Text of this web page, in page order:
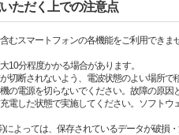
ただく上での注意点
むスマートフォンの各機能をご利用でき
10分程度かかる場合があります。
切断されないよう、電波状態のよい場所で
の電源を切らないでください。故障の原因
電した状態で実施してください。ソフト
によっては、保存されているデータが破損